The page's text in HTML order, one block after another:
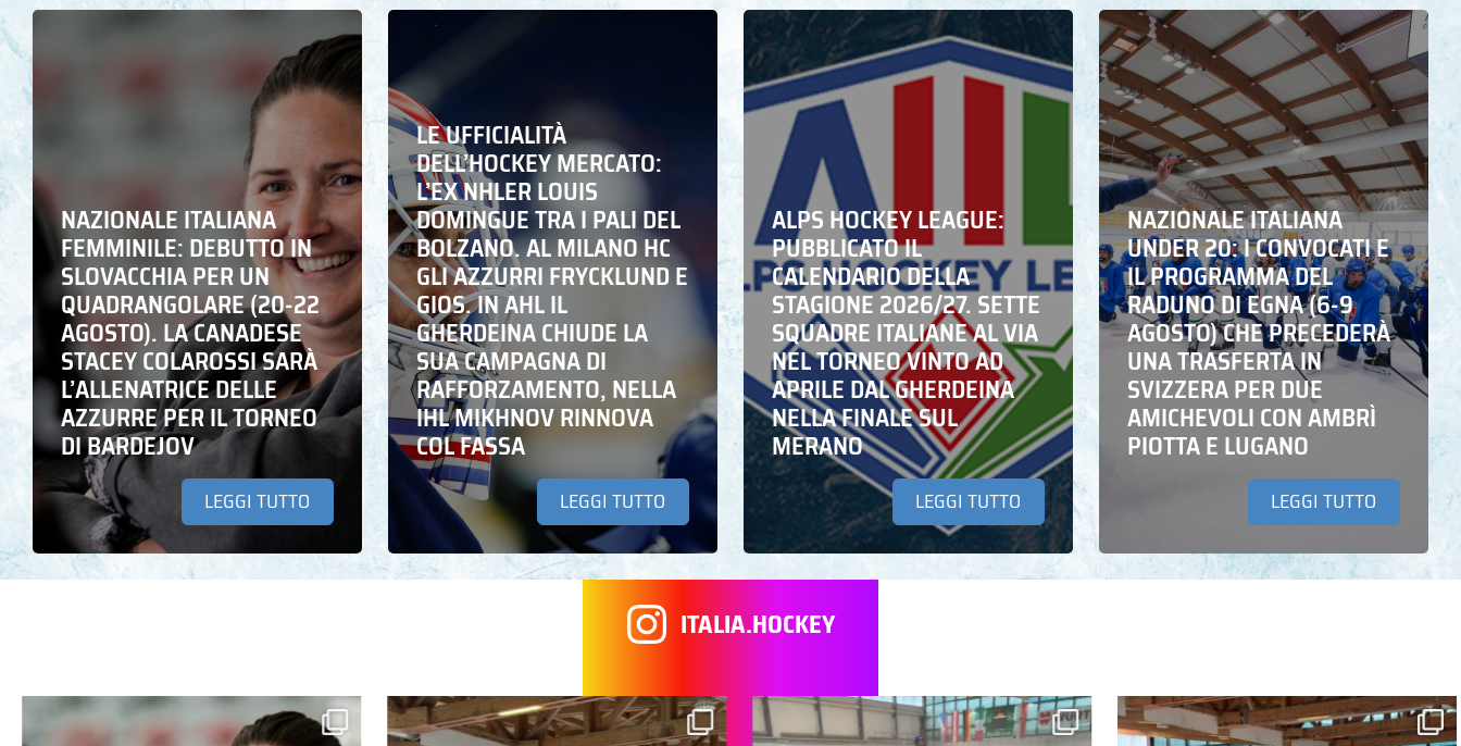
NAZIONALE ITALIANA
FEMMINILE: DEBUTTO IN
SLOVACCHIA PER UN
QUADRANGOLARE (20-22
AGOSTO). LA CANADESE
STACEY COLAROSSI SARÀ
L’ALLENATRICE DELLE
AZZURRE PER IL TORNEO
DI BARDEJOV
LEGGI TUTTO
LE UFFICIALITÀ
DELL’HOCKEY MERCATO:
L’EX NHLER LOUIS
DOMINGUE TRA I PALI DEL
BOLZANO. AL MILANO HC
GLI AZZURRI FRYCKLUND E
GIOS. IN AHL IL
GHERDEINA CHIUDE LA
SUA CAMPAGNA DI
RAFFORZAMENTO, NELLA
IHL MIKHNOV RINNOVA
COL FASSA
LEGGI TUTTO
ALPS HOCKEY LEAGUE:
PUBBLICATO IL
CALENDARIO DELLA
STAGIONE 2026/27. SETTE
SQUADRE ITALIANE AL VIA
NEL TORNEO VINTO AD
APRILE DAL GHERDEINA
NELLA FINALE SUL
MERANO
LEGGI TUTTO
NAZIONALE ITALIANA
UNDER 20: I CONVOCATI E
IL PROGRAMMA DEL
RADUNO DI EGNA (6-9
AGOSTO) CHE PRECEDERÀ
UNA TRASFERTA IN
SVIZZERA PER DUE
AMICHEVOLI CON AMBRÌ
PIOTTA E LUGANO
LEGGI TUTTO
ITALIA.HOCKEY